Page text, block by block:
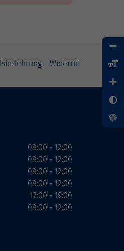
Widerruf
08:00 - 12:00
08:00 - 12:00
08:00 - 12:00
08:00 - 12:00
17:00 - 19:00
08:00 - 12:00